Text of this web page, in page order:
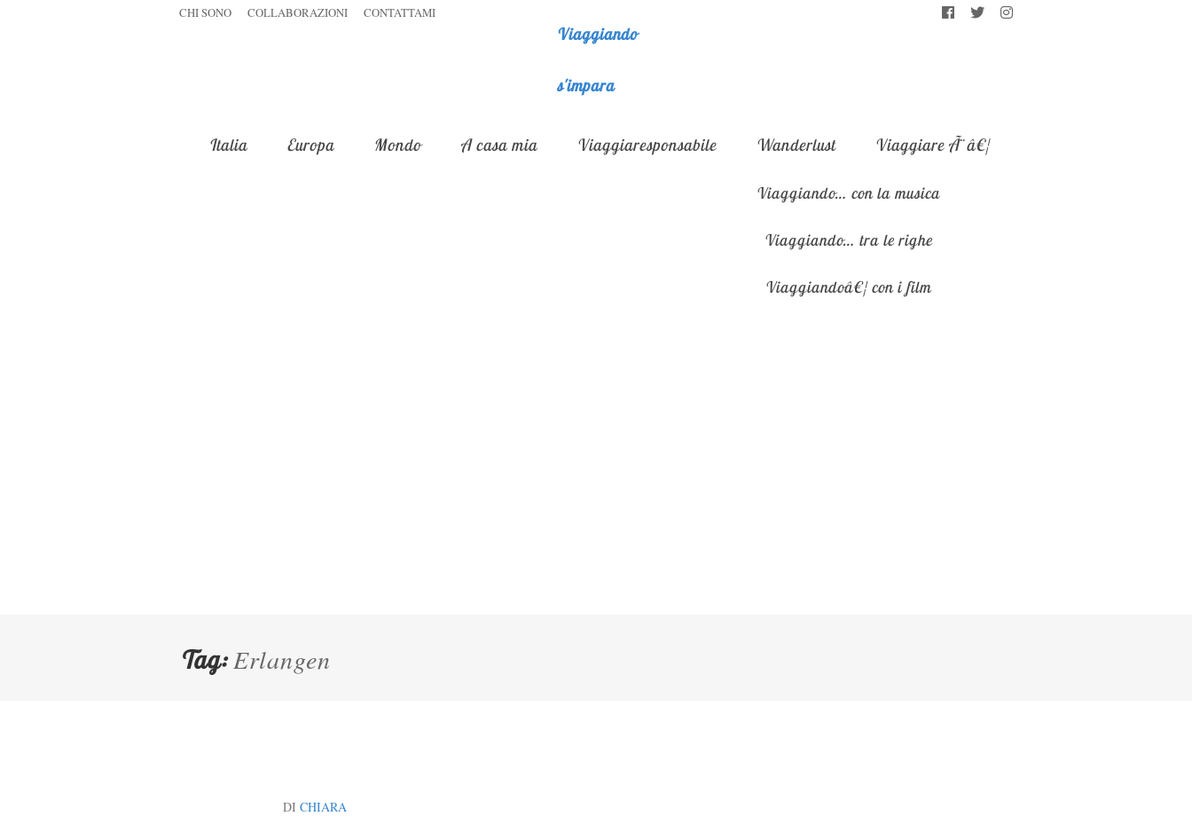
CHI SONO COLLABORAZIONI CONTATTAMI
Viaggiando
s'impara
Italia Europa Mondo A casa mia Viaggiaresponsabile Wanderlust
Viaggiando… con la musica
Viaggiando… tra le righe
Viaggiandoâ€¦ con i film
Viaggiare Ã¨â€¦
Tag:Erlangen
DI CHIARA